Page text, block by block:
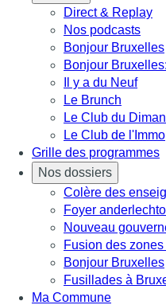
Direct & Replay
Nos podcasts
Bonjour Bruxelles
Bonjour
Il y a du Neuf
Le Brunch
Le Club du
Le Club de l'Immo
Grille des programmes
Nos dossiers
Colère des
Foyer
Nouveau
Fusion des
Bonjour Bruxelles
Fusillades à
Ma Commune